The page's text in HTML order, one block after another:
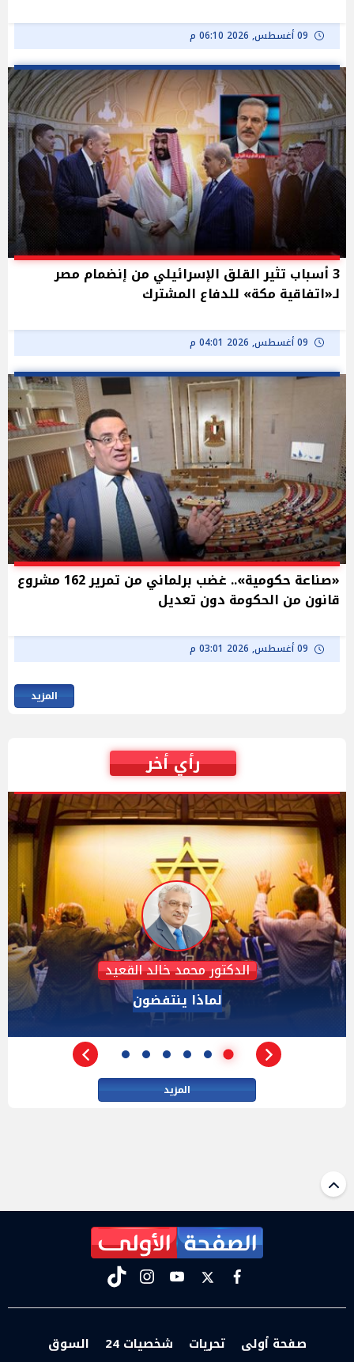
09 أغسطس, 2026 06:10 م
3 أسباب تثير القلق الإسرائيلي من إنضمام مصر
لـ«اتفاقية مكة» للدفاع المشترك
09 أغسطس, 2026 04:01 م
«صناعة حكومية».. غضب برلماني من تمرير 162 مشروع
قانون من الحكومة دون تعديل
09 أغسطس, 2026 03:01 م
المزيد
رأي أخر
عبدالحليم قنديل
الدكتور عبد الحليم قنديل يكتب: هزيمة "ترامب" فى
مفاوضات إيران
المزيد
facebook
twitter
youtube
instagram
tiktok
صفحة أولى تحريات شخصيات 24 السوق